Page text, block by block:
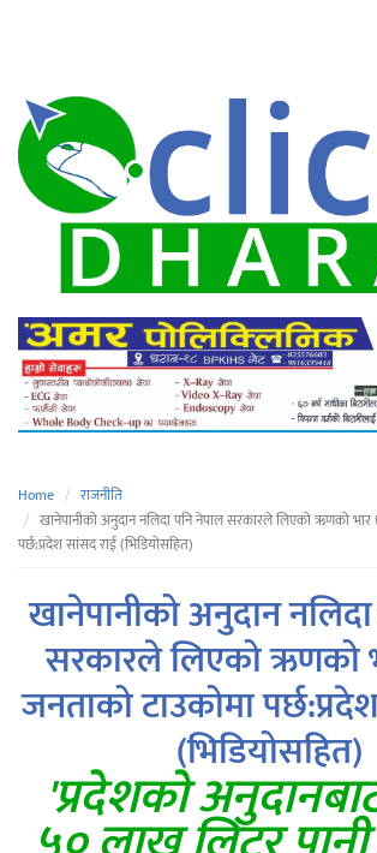
Home
राजनीति
खानेपानीको अनुदान नलिदा पनि नेपाल सरकारले लिएको ऋणको भार
पर्छ:प्रदेश सांसद राई (भिडियोसहित)
खानेपानीको अनुदान
सरकारले लिएको ऋणको
जनताको टाउकोमा
(भिडियोसहित)
'प्रदेशको